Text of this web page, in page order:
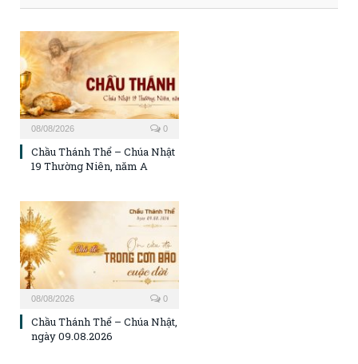
08/08/2026 0
Chầu Thánh Thể – Chúa Nhật
19 Thường Niên, năm A
08/08/2026 0
Chầu Thánh Thể – Chúa Nhật,
ngày 09.08.2026